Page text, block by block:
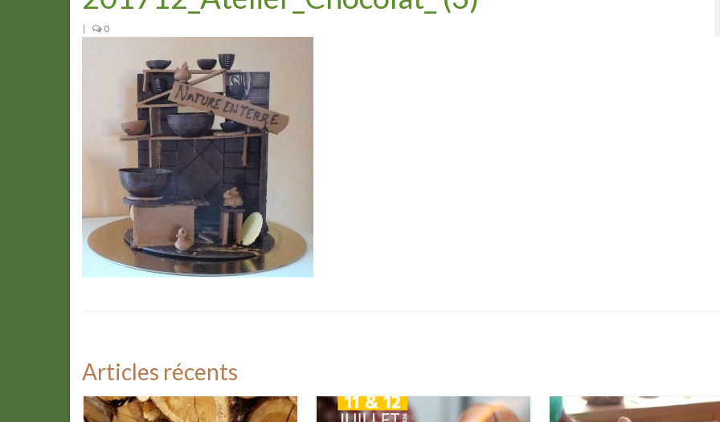
| 0
Articles récents